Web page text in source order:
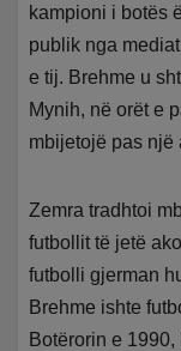
kampioni i botës
publik nga
e tij. Brehme u
Mynih, në orët e
mbijetojë pas një
Zemra tradhtoi
futbollit të jetë
futbolli gjerman
Brehme ishte
Botërorin e